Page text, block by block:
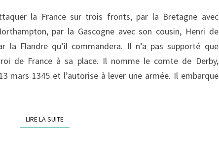
ANGLAIS
EN
1345
la France sur trois fronts, par la Bretagne avec
par la Gascogne avec son cousin, Henri de
la Flandre qu’il commandera. Il n’a pas supporté que
de France à sa place. Il nomme le comte de Derby,
mars 1345 et l’autorise à lever une armée. Il embarque
LIRE LA SUITELIRE LA SUITE